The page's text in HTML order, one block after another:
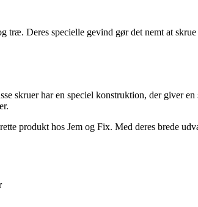
træ. Deres specielle gevind gør det nemt at
skruer har en speciel konstruktion, der giver
produkt hos Jem og Fix. Med deres brede